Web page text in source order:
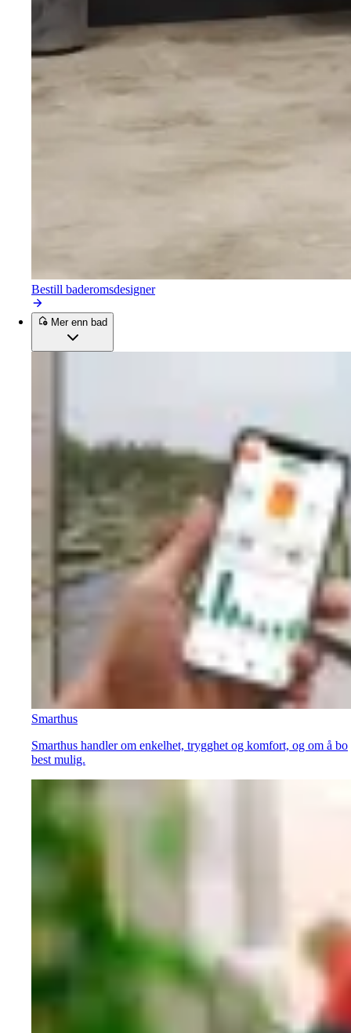
Bestill baderomsdesigner
Mer enn bad
Smarthus
Smarthus handler om enkelhet, trygghet og komfort, og om å bo
best mulig.